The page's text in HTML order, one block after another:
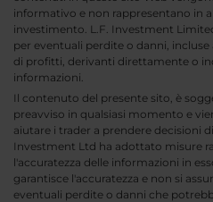
informativo e non rappresentano in
investimento. L.F. Investment
per eventuali perdite o danni,
di profitti, derivanti direttamente o
informazioni.
Il contenuto del presente sito, è
preavviso in qualsiasi momento e
aiutare i trader a prendere decisioni
Investment Ltd ha adottato misure
l'accuratezza delle informazioni in
garantisce l'accuratezza e non si
eventuali perdite o danni che